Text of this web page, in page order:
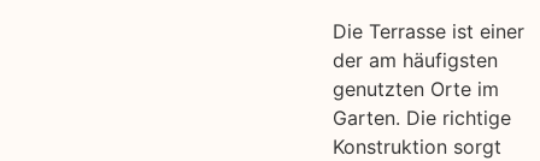
Die Terrasse ist einer
der am häufigsten
genutzten Orte im
Garten. Die richtige
Konstruktion sorgt